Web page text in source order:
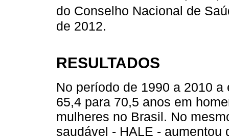
do Conselho Nacional de
de 2012.
RESULTADOS
No período de 1990 a 2010
65,4 para 70,5 anos em
mulheres no Brasil. No
saudável - HALE - aumentou